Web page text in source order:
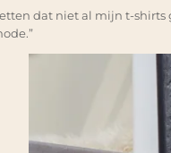
dat niet al mijn t-